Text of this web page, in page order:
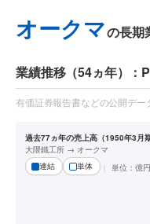
オークマの長期
業績推移（54ヵ年）：
有価証券報告書などの公開デー
過去77ヵ年の売上高（1950年3月
大隈鐵工所 → オークマ
連結
単体 単位： 億円